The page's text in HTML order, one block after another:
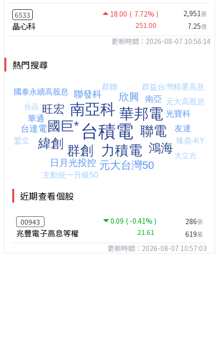
6533 18.00 ( 7.72% )
晶心科 251.00
2,951張
7.25億
更新時間：2026-08-07 10:56:14
熱門搜尋
近期查看個股
00943 0.09 ( -0.41% )
兆豐電子高息等權 21.61
286張
619萬
更新時間：2026-08-07 10:57:03